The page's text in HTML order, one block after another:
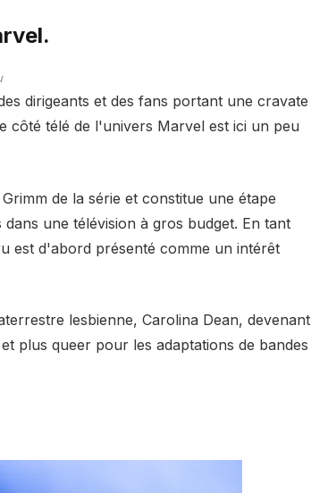
dirigeants et des fans portant une cravate
côté télé de l'univers Marvel est ici un peu
de la série et constitue une étape
une télévision à gros budget. En tant
est d'abord présenté comme un intérêt
lesbienne, Carolina Dean, devenant
plus queer pour les adaptations de bandes